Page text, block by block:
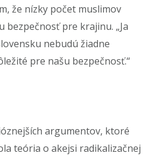
že nízky počet muslimov
bezpečnosť pre krajinu. „Ja
nebudú žiadne
pre našu bezpečnosť.“
argumentov, ktoré
teória o akejsi radikalizačnej